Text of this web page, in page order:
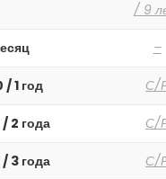
/ 9
–
/ 1 год С/
2 года С/
3 года С/